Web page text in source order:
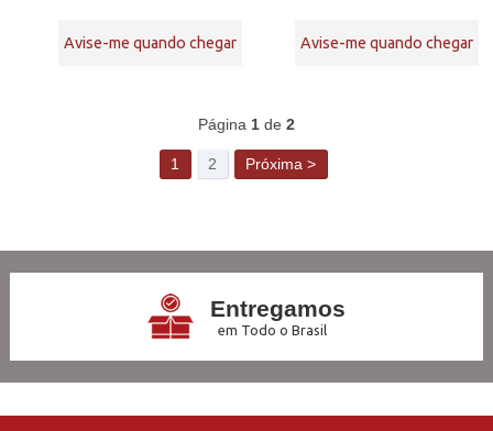
Avise-me quando chegar Avise-me quando chegar
Página 1de 2
1 2 Próxima >
Entregamos
em Todo o Brasil
no Cartão de Crédito